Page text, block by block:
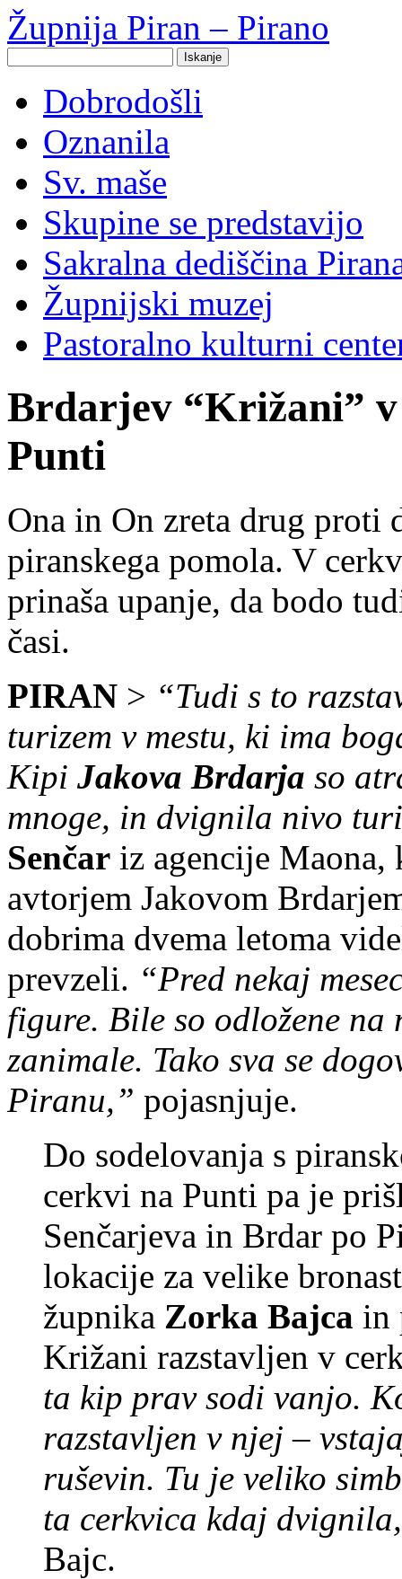
Župnija Piran – Pirano
for:
Dobrodošli
Oznanila
Sv. maše
Skupine se predstavijo
Sakralna dediščina
Župnijski muzej
Pastoralno kulturni
Brdarjev “Križani”
Punti
Ona in On zreta drug proti
piranskega pomola. V
prinaša upanje, da bodo
časi.
PIRAN > “Tudi s to
turizem v mestu, ki ima
Kipi Jakova Brdarja so
mnoge, in dvignila nivo
Senčar iz agencije Maona,
avtorjem Jakovom
dobrima dvema letoma
prevzeli. “Pred nekaj
figure. Bile so odložene
zanimale. Tako sva se
Piranu,” pojasnjuje.
Do sodelovanja s
cerkvi na Punti pa je
Senčarjeva in Brdar po
lokacije za velike
župnika Zorka Bajca in
Križani razstavljen v
ta kip prav sodi vanjo.
razstavljen v njej –
ruševin. Tu je veliko
ta cerkvica kdaj
Bajc.